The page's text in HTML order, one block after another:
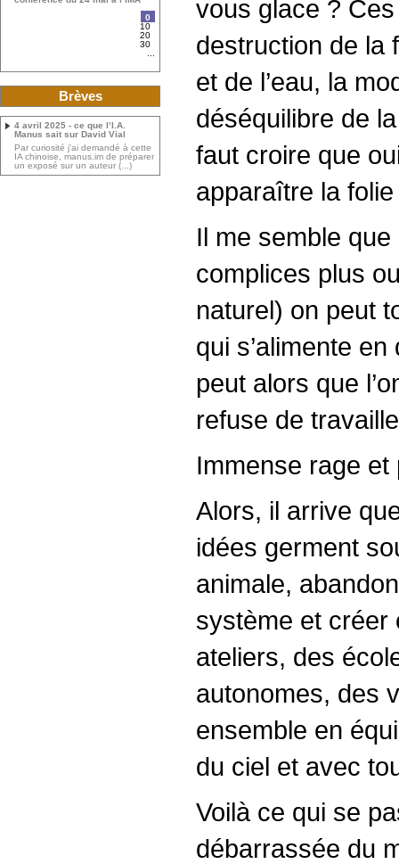
vous glace ?
destruction de la
et de l’eau, la
déséquilibre de
faut croire que
apparaître la
Il me semble
complices plus
naturel) on peut
qui s’alimente
peut alors que
refuse de
Immense rage
Alors, il arrive
idées germent
animale,
système et créer
ateliers, des
autonomes, des
ensemble en
du ciel et avec
Voilà ce qui se
débarrassée du
0
10
20
30
Brèves
4 avril 2025 - ce que l’I.A.
Manus sait sur David Vial
Par curiosité j’ai demandé à cette
IA chinoise, manus.im de préparer
un exposé sur un auteur (...)